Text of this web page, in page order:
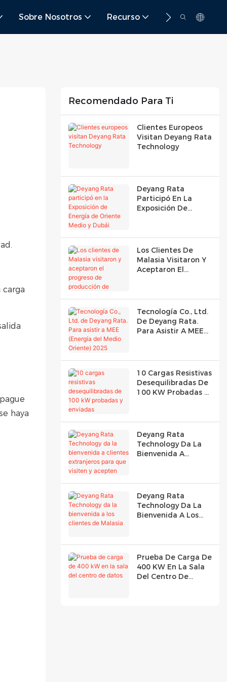
Sobre Nosotros Recurso Contacto
haya
Recomendado Para Ti
Clientes Europeos
Visitan Deyang Rata
Technology
Deyang Rata
Participó En La
Exposición De
Los Clientes De
Malasia Visitaron Y
Aceptaron El
3500kW Re
Tecnología Co., Ltd.
De Deyang Rata.
Para Asistir A MEE
10 Cargas Resistivas
Desequilibradas De
100 KW Probadas Y
Deyang Rata
Technology Da La
Bienvenida A
Acepten 100kW R
Deyang Rata
Technology Da La
Bienvenida A Los
Prueba De Carga De
400 KW En La Sala
Del Centro De